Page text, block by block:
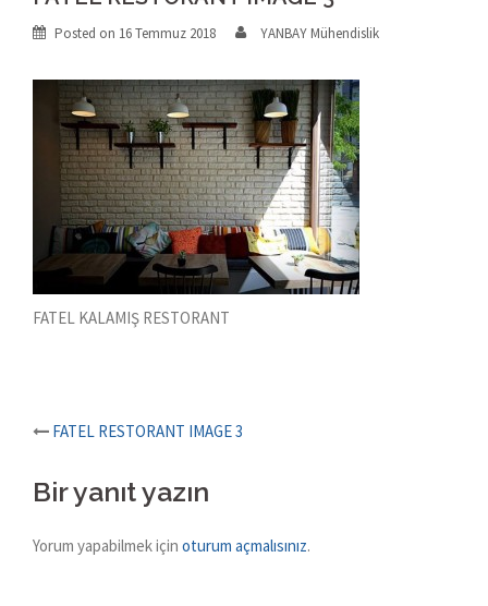
Posted on 16 Temmuz 2018 YANBAY Mühendislik
FATEL KALAMIŞ RESTORANT
Post
navigation
FATEL RESTORANT IMAGE 3
Bir yanıt yazın
Yorum yapabilmek için oturum açmalısınız.